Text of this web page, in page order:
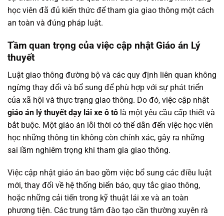
học viên đã đủ kiến thức để tham gia giao thông một cách
an toàn và đúng pháp luật.
Tầm quan trọng của việc cập nhật Giáo án Lý
thuyết
Luật giao thông đường bộ và các quy định liên quan không
ngừng thay đổi và bổ sung để phù hợp với sự phát triển
của xã hội và thực trạng giao thông. Do đó, việc cập nhật
giáo án lý thuyết dạy lái xe ô tô là một yêu cầu cấp thiết và
bắt buộc. Một giáo án lỗi thời có thể dẫn đến việc học viên
học những thông tin không còn chính xác, gây ra những
sai lầm nghiêm trọng khi tham gia giao thông.
Việc cập nhật giáo án bao gồm việc bổ sung các điều luật
mới, thay đổi về hệ thống biển báo, quy tắc giao thông,
hoặc những cải tiến trong kỹ thuật lái xe và an toàn
phương tiện. Các trung tâm đào tạo cần thường xuyên rà